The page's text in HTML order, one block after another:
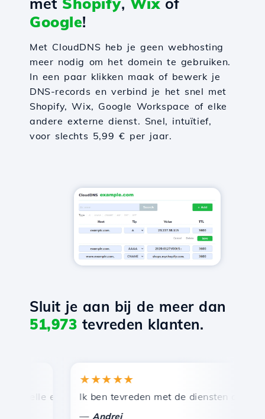
Google!
Met CloudDNS heb je geen webhosting
meer nodig om het domein te gebruiken.
In een paar klikken maak of bewerk je
DNS-records en verbind je het snel met
Shopify, Wix, Google Workspace of elke
andere externe dienst. Snel, intuïtief,
voor slechts 5,99 € per jaar.
Sluit je aan bij de meer dan
51,973 tevreden klanten.
en efficiënte technische ondersteuning.
★★★★★
Ik ben tevreden met de diensten die door
Andrei